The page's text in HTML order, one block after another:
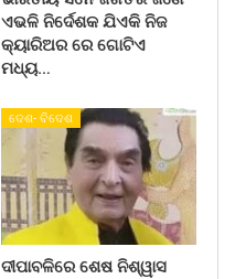
ଏଭଳି ନିର୍ଦେଶକ ଯିଏକି ନିଜ
କ୍ୟାରିଅର ରେ ଗୋଟିଏ
ମଧ୍ୟ…
ଦେଶ- ବିଦେଶ
ଦୀପାବଳିରେ ଶେଷ ନିଶ୍ୱାସ